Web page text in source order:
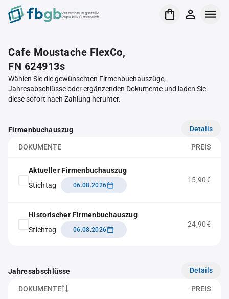
Verrechnungsstelle
Republik Österreich
Cafe Moustache FlexCo,
FN 624913s
Wählen Sie die gewünschten Firmenbuchauszüge,
Jahresabschlüsse oder ergänzenden Dokumente und laden Sie
diese sofort nach Zahlung herunter.
Firmenbuchauszug Details
DOKUMENTE PREIS
Aktueller Firmenbuchauszug
Stichtag
06.08.2026
15,90€
Historischer Firmenbuchauszug
Stichtag
06.08.2026
24,90€
Jahresabschlüsse Details
DOKUMENTE PREIS